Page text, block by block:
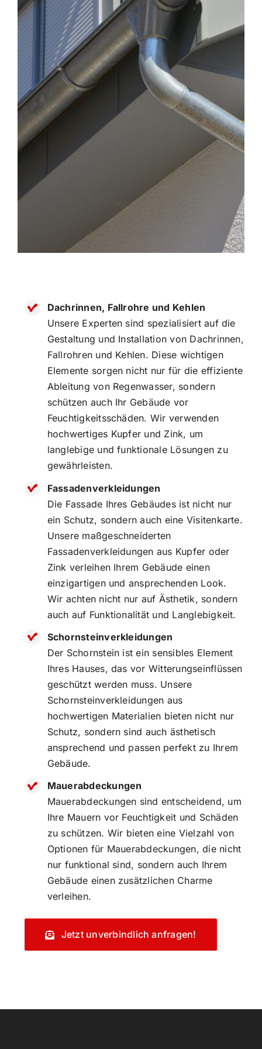
Dachrinnen, Fallrohre und Kehlen
Unsere Experten sind spezialisiert auf die
Gestaltung und Installation von Dachrinnen,
Fallrohren und Kehlen. Diese wichtigen
Elemente sorgen nicht nur für die effiziente
Ableitung von Regenwasser, sondern
schützen auch Ihr Gebäude vor
Feuchtigkeitsschäden. Wir verwenden
hochwertiges Kupfer und Zink, um
langlebige und funktionale Lösungen zu
gewährleisten.
Fassadenverkleidungen
Die Fassade Ihres Gebäudes ist nicht nur
ein Schutz, sondern auch eine Visitenkarte.
Unsere maßgeschneiderten
Fassadenverkleidungen aus Kupfer oder
Zink verleihen Ihrem Gebäude einen
einzigartigen und ansprechenden Look.
Wir achten nicht nur auf Ästhetik, sondern
auch auf Funktionalität und Langlebigkeit.
Schornsteinverkleidungen
Der Schornstein ist ein sensibles Element
Ihres Hauses, das vor Witterungseinflüssen
geschützt werden muss. Unsere
Schornsteinverkleidungen aus
hochwertigen Materialien bieten nicht nur
Schutz, sondern sind auch ästhetisch
ansprechend und passen perfekt zu Ihrem
Gebäude.
Mauerabdeckungen
Mauerabdeckungen sind entscheidend, um
Ihre Mauern vor Feuchtigkeit und Schäden
zu schützen. Wir bieten eine Vielzahl von
Optionen für Mauerabdeckungen, die nicht
nur funktional sind, sondern auch Ihrem
Gebäude einen zusätzlichen Charme
verleihen.
Jetzt unverbindlich anfragen!